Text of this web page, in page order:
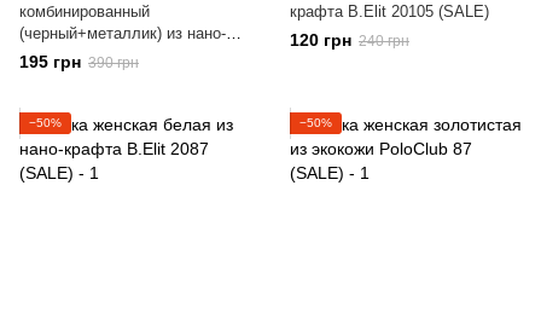
комбинированный
(черный+металлик) из нано-
крафта B.Elit 2086 (SALE)
195 грн 390 грн
крафта B.Elit 20105 (SALE)
120 грн 240 грн
−50% −50%